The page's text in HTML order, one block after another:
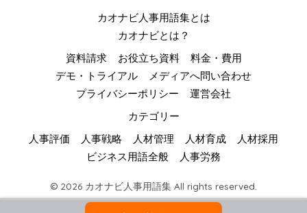
カオナビ人事用語集とは
カオナビとは？
資料請求 お役立ち資料
料金・費用
デモ・トライアル
メディアへ問い合わせ
プライバシーポリシー
運営会社
カテゴリー
人事評価 人事戦略 人材管理 人材育成
人材採用
ビジネス用語全般
人事労務
© 2026 カオナビ人事用語集 All rights reserved.